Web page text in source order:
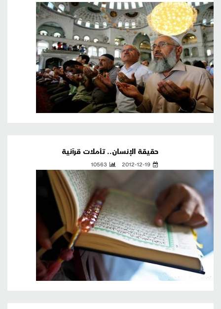
حقيقة الإنسان.. تأملات قرآنية
2012-12-19
10563